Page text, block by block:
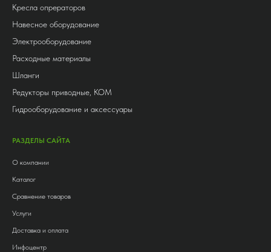
Кресла опрераторов
Навесное оборудование
Электрооборудование
Расходные материалы
Шланги
Редукторы приводные, КОМ
Гидрооборудование и аксессуары
РАЗДЕЛЫ САЙТА
О компании
Каталог
Сравнение товаров
Услуги
Доставка и оплата
Инфоцентр